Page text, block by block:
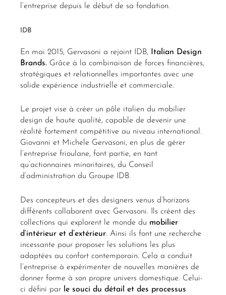
l’entreprise depuis le début de sa fondation.
IDB
En mai 2015, Gervasoni a rejoint IDB,
Italian Design
Brands. Grâce à la combinaison de forces financières,
stratégiques et relationnelles importantes avec une
solide expérience industrielle et commerciale.
Le projet vise à créer un pôle italien du mobilier
design de haute qualité, capable de devenir une
réalité fortement compétitive au niveau international.
Giovanni et Michele Gervasoni, en plus de gérer
l’entreprise frioulane, font partie, en tant
qu’actionnaires minoritaires, du Conseil
d’administration du Groupe IDB.
Des concepteurs et des designers venus d’horizons
différents collaborent avec Gervasoni. Ils créent des
collections qui explorent le monde du mobilier
d’intérieur et d’extérieur. Ainsi ils font une recherche
incessante pour proposer les solutions les plus
adaptées au confort contemporain. Cela a conduit
l’entreprise à expérimenter de nouvelles manières de
donner forme à son propre univers domestique. Celui-
ci défini par le souci du détail et des processus